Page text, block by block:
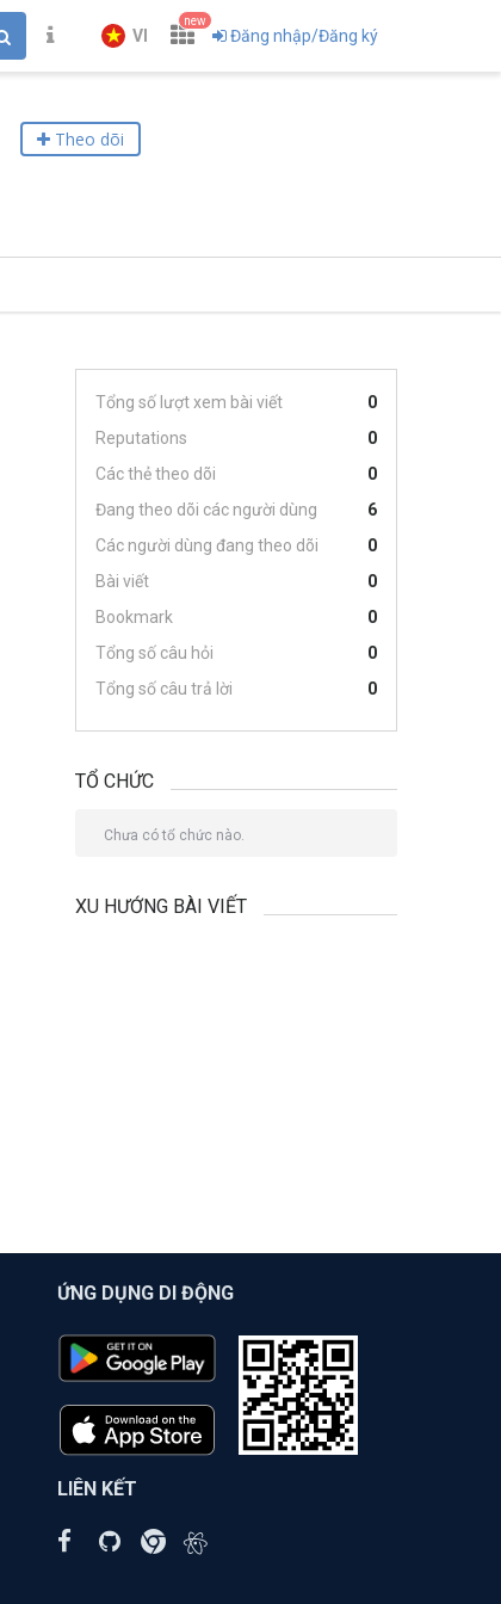
VI
new
Đăng nhập/Đăng ký
Theo dõi
Tổng số lượt xem bài viết
0
Reputations
0
Các thẻ theo dõi
0
Đang theo dõi các người dùng
6
Các người dùng đang theo dõi
0
Bài viết
0
Bookmark
0
Tổng số câu hỏi
0
Tổng số câu trả lời
0
TỔ CHỨC
Chưa có tổ chức nào.
XU HƯỚNG BÀI VIẾT
ỨNG DỤNG DI ĐỘNG
LIÊN KẾT